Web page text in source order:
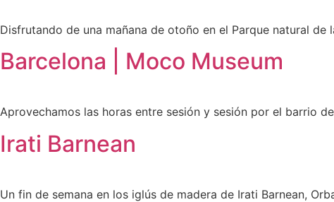
Disfrutando de una mañana de otoño en el Parque natural de
Barcelona | Moco Museum
Aprovechamos las horas entre sesión y sesión por el barrio
Irati Barnean
Un fin de semana en los iglús de madera de Irati Barnean,